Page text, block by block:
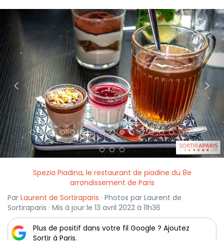
< >
Spezia Piadina, le restaurant de piadine du 8e
arrondissement de Paris
Par Laurent de Sortiraparis · Photos par Laurent de
Sortiraparis · Mis à jour le 13 avril 2022 à 11h36
Plus de positif dans votre fil Google ? Ajoutez
Sortir à Paris.